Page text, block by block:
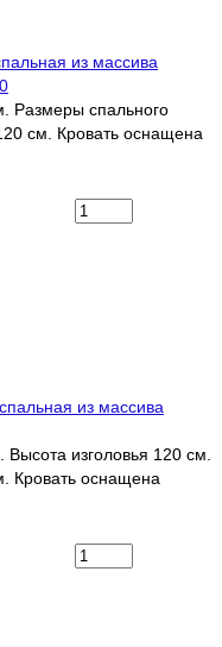
из массива
Размеры спального
см. Кровать оснащена
из массива
изголовья 120 см.
Кровать оснащена